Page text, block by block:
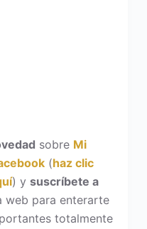
sobre Mi
(haz clic
) y suscríbete a
web para enterarte
totalmente